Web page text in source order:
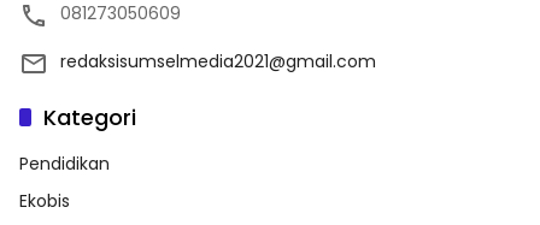
081273050609
redaksisumselmedia2021@gmail.com
Kategori
Pendidikan
Ekobis